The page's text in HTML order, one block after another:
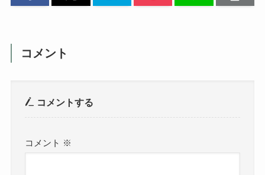
コメント
コメントする
コメント ※